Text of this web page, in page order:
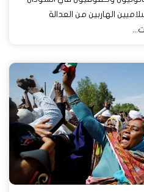
الهاربين من العدالة